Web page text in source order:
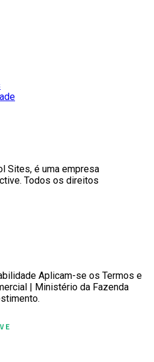
Sites, é uma empresa
Todos os direitos
Aplicam-se os Termos e
| Ministério da Fazenda